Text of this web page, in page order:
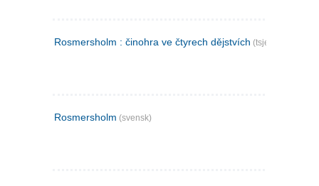
Rosmersholm : činohra ve čtyrech dějstvích (tsjekkisk)
Rosmersholm (svensk)